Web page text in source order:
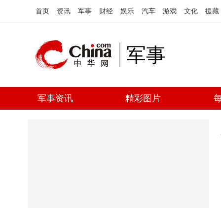
首页 资讯 军事 财经 娱乐 汽车 游戏 文化 援藏
军事
军事资讯 精彩图片